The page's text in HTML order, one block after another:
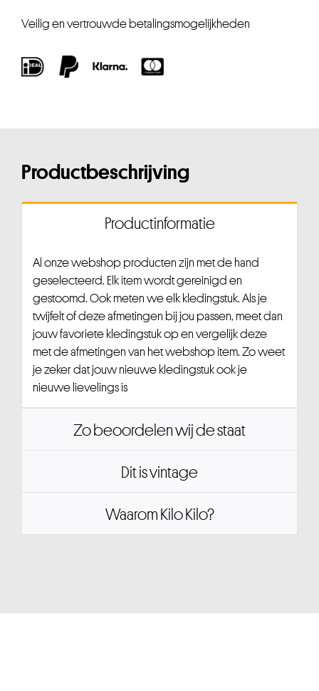
Veilig en vertrouwde betalingsmogelijkheden
Productbeschrijving
Productinformatie
Al onze webshop producten zijn met de hand
geselecteerd. Elk item wordt gereinigd en
gestoomd. Ook meten we elk kledingstuk. Als je
twijfelt of deze afmetingen bij jou passen, meet dan
jouw favoriete kledingstuk op en vergelijk deze
met de afmetingen van het webshop item. Zo weet
je zeker dat jouw nieuwe kledingstuk ook je
nieuwe lievelings is
Zo beoordelen wij de staat
Dit is vintage
Waarom Kilo Kilo?